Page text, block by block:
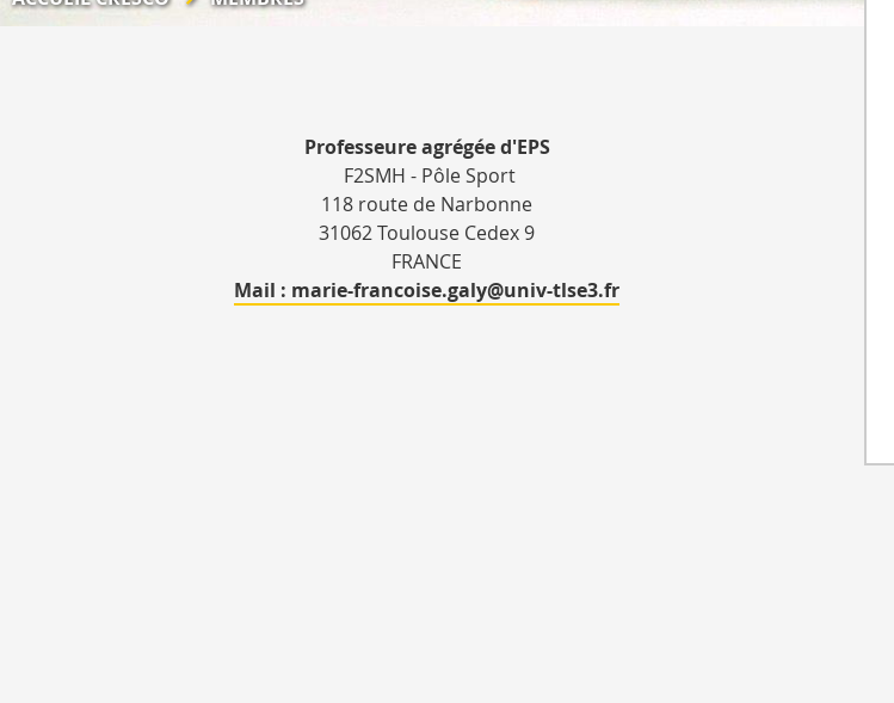
Professeure agrégée d'EPS
F2SMH - Pôle Sport
118 route de Narbonne
31062 Toulouse Cedex 9
FRANCE
Mail : marie-francoise.galy@univ-tlse3.fr